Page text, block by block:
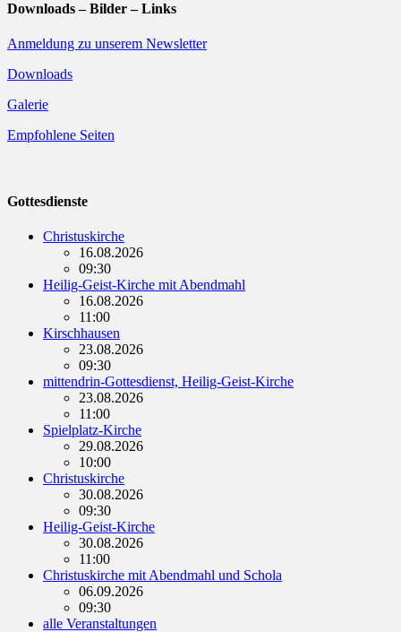
Downloads – Bilder – Links
Anmeldung zu unserem Newsletter
Downloads
Galerie
Empfohlene Seiten
Gottesdienste
Christuskirche
16.08.2026
09:30
Heilig-Geist-Kirche mit Abendmahl
16.08.2026
11:00
Kirschhausen
23.08.2026
09:30
mittendrin-Gottesdienst, Heilig-Geist-Kirche
23.08.2026
11:00
Spielplatz-Kirche
29.08.2026
10:00
Christuskirche
30.08.2026
09:30
Heilig-Geist-Kirche
30.08.2026
11:00
Christuskirche mit Abendmahl und Schola
06.09.2026
09:30
alle Veranstaltungen